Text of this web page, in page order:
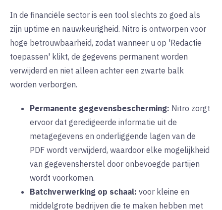
In de financiële sector is een tool slechts zo goed als
zijn uptime en nauwkeurigheid. Nitro is ontworpen voor
hoge betrouwbaarheid, zodat wanneer u op 'Redactie
toepassen' klikt, de gegevens permanent worden
verwijderd en niet alleen achter een zwarte balk
worden verborgen.
Permanente gegevensbescherming: Nitro zorgt
ervoor dat geredigeerde informatie uit de
metagegevens en onderliggende lagen van de
PDF wordt verwijderd, waardoor elke mogelijkheid
van gegevensherstel door onbevoegde partijen
wordt voorkomen.
Batchverwerking op schaal: voor kleine en
middelgrote bedrijven die te maken hebben met